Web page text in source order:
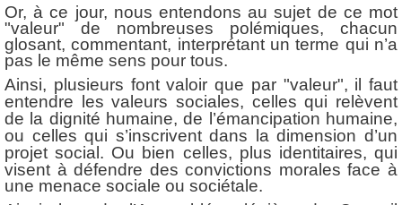
Or, à ce jour, nous entendons au sujet de ce mot
"valeur" de nombreuses polémiques, chacun
glosant, commentant, interprétant un terme qui n’a
pas le même sens pour tous.
Ainsi, plusieurs font valoir que par "valeur", il faut
entendre les valeurs sociales, celles qui relèvent
de la dignité humaine, de l’émancipation humaine,
ou celles qui s’inscrivent dans la dimension d’un
projet social. Ou bien celles, plus identitaires, qui
visent à défendre des convictions morales face à
une menace sociale ou sociétale.